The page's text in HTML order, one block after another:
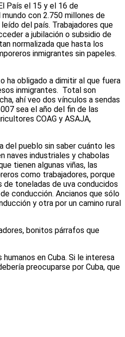
País el 15 y el 16 de
con 2.750 millones de
del país. Trabajadores que
a jubilación o subsidio de
normalizada que hasta los
inmigrantes sin papeles.
ha obligado a dimitir al que fuera
inmigrantes. Total son
ahí veo dos vínculos a sendas
sea el año del fin de las
COAG y ASAJA,
del pueblo sin saber cuánto les
naves industriales y chabolas
tienen algunas viñas, las
como trabajadores, porque
toneladas de uva conducidos
conducción. Ancianos que sólo
y otra por un camino rural
bonitos párrafos que
en Cuba. Si le interesa
preocuparse por Cuba, que